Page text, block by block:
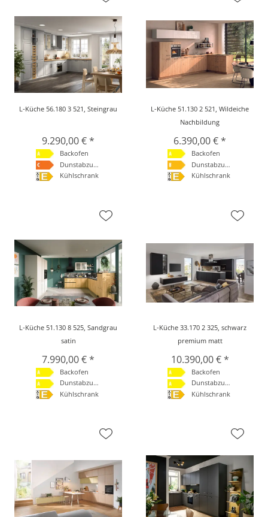
L-Küche 56.180 3 521, Steingrau
9.290,00 € *
Backofen
Dunstabzugshaube
Kühlschrank
L-Küche 51.130 2 521, Wildeiche
Nachbildung
6.390,00 € *
Backofen
Dunstabzugshaube
Kühlschrank
L-Küche 51.130 8 525, Sandgrau
satin
7.990,00 € *
Backofen
Dunstabzugshaube
Kühlschrank
L-Küche 33.170 2 325, schwarz
premium matt
10.390,00 € *
Backofen
Dunstabzugshaube
Kühlschrank